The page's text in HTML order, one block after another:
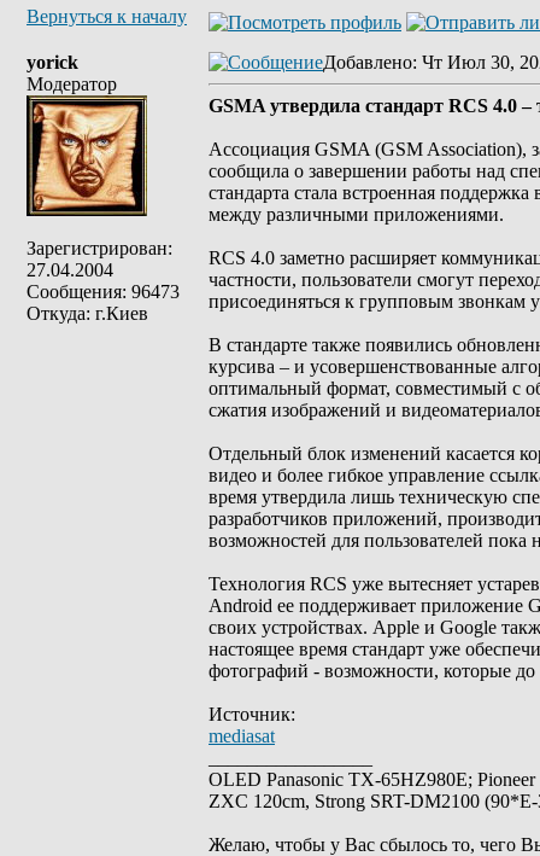
Вернуться к началу
yorick
Модератор
Зарегистрирован:
27.04.2004
Сообщения: 96473
Откуда: г.Киев
Добавлено: Чт Июл 30,
GSMA утвердила стандарт RCS 4.0 –
Ассоциация GSMA (GSM Association),
сообщила о завершении работы над
стандарта стала встроенная
между различными приложениями.
RCS 4.0 заметно расширяет
частности, пользователи смогут
присоединяться к групповым звонкам
В стандарте также появились
курсива – и усовершенствованные
оптимальный формат, совместимый с
сжатия изображений и
Отдельный блок изменений касается
видео и более гибкое управление
время утвердила лишь техническую
разработчиков приложений,
возможностей для пользователей пока
Технология RCS уже вытесняет
Android ее поддерживает приложение
своих устройствах. Apple и Google
настоящее время стандарт уже
фотографий - возможности, которые
Источник:
mediasat
OLED Panasonic TX-65HZ980E;
ZXC 120cm, Strong SRT-DM2100
Желаю, чтобы у Вас сбылось то, чего